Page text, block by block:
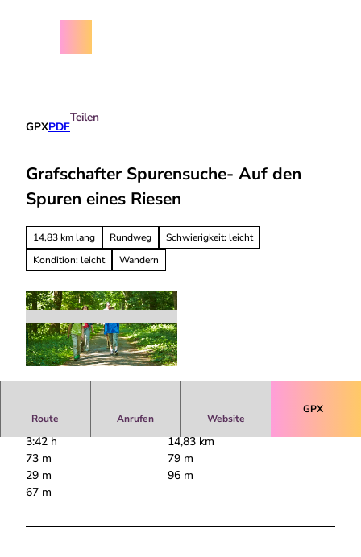
GPXPDF
Teilen
Grafschafter Spurensuche- Auf den
Spuren eines Riesen
14,83 km lang Rundweg
Schwierigkeit: leicht
Kondition: leicht
Wandern
CC-BY-SA
Route Anrufen Website
GPX
3:42 h
14,83 km
73 m
79 m
29 m
96 m
67 m